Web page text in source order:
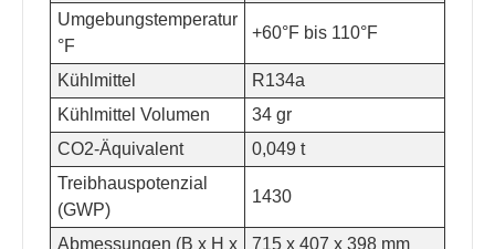
Umgebungstemperatur
°F
+60°F bis 110°F
Kühlmittel
R134a
Kühlmittel Volumen
34 gr
CO2-Äquivalent
0,049 t
Treibhauspotenzial
(GWP)
1430
Abmessungen (B x H x
715 x 407 x 398 mm